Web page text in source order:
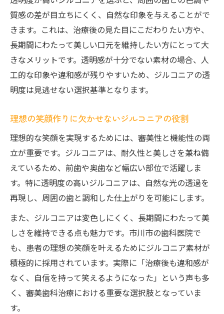
質感の差が目立ちにくく、自然な印象を与えることがで
きます。これは、治療後の見た目にこだわりたい方や、
長期間にわたって美しい口元を維持したい方にとって大
きなメリットです。透明感が十分でない素材の場合、人
工的な印象や違和感が残りやすいため、ジルコニアの透
明度は見逃せない選択基準となります。
理想の笑顔作りに欠かせないジルコニアの役割
理想的な笑顔を実現するためには、審美性と機能性の両
立が重要です。ジルコニアは、耐久性と美しさを兼ね備
えているため、前歯や奥歯など幅広い部位で活躍しま
す。特に透明度の高いジルコニアは、自然な光の透過を
再現し、周囲の歯と調和した仕上がりを可能にします。
また、ジルコニアは変色しにくく、長期間にわたって美
しさを維持できる点も魅力です。市川市の歯科医院で
も、患者の理想の笑顔を叶えるためにジルコニア素材が
積極的に採用されています。実際に「治療後も違和感が
なく、自信を持って笑えるようになった」という声も多
く、審美歯科治療における重要な選択肢となっていま
す。